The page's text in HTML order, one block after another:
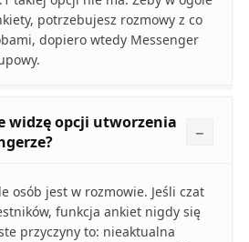
potrzebujesz rozmowy z co
dopiero wtedy Messenger
widzę opcji utworzenia
osób jest w rozmowie. Jeśli czat
funkcja ankiet nigdy się
przyczyny to: nieaktualna